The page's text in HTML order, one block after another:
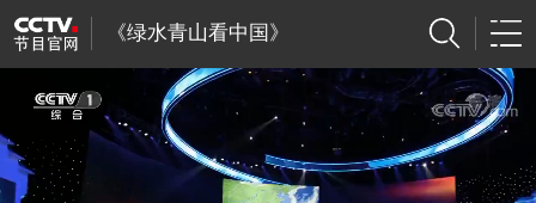
《绿水青山看中国》